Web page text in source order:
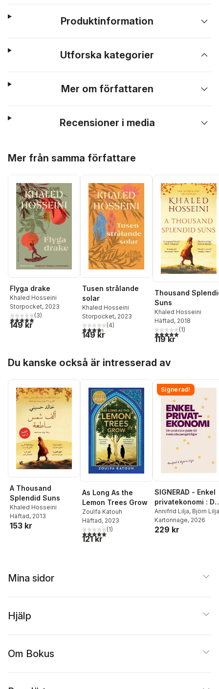
Produktinformation
Utforska kategorier
Mer om författaren
Recensioner i media
Mer från samma författare
Flyga drake
Khaled Hosseini
Storpocket, 2023
5,0utav 5 stjärnor. Totalt antal röster:
(3)
149 kr
Tusen strålande
solar
Khaled Hosseini
Storpocket, 2023
4,3utav 5 stjärnor. Totalt antal röster:
(4)
149 kr
Thousand
Suns
Khaled Hosseini
Häftad, 2018
5,0utav 5 stjärnor.
(1)
119 kr
Du kanske också är intresserad av
A Thousand
Splendid Suns
Khaled Hosseini
Häftad, 2013
153 kr
As Long As the
Lemon Trees Grow
Zoulfa Katouh
Häftad, 2023
5,0utav 5 stjärnor. Totalt antal röster:
(1)
121 kr
Signerad!
SIGNERAD - Enkel
privatekonomi :
praktiska guide till
livets alla
pengafrågor
Annifrid Lilja, Björn Lilja
Kartonnage, 2026
229 kr
Mina sidor
Hjälp
Om Bokus